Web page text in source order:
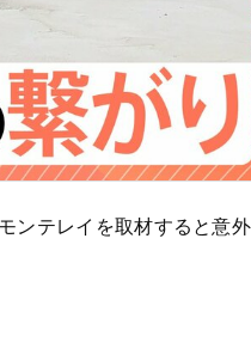
ンテレイを取材すると意